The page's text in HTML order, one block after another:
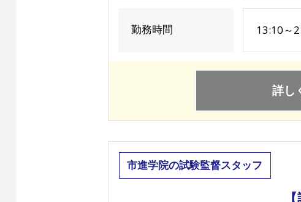
勤務時間 13:10～
詳し
市進学院の試験監督スタッフ